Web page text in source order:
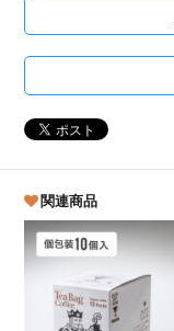
関連商品